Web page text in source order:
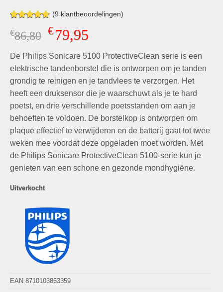
Gewaardeerd
4.67op 5
gebaseerd
waarderingen
(9 klantbeoordelingen)
€86,80 Oorspronkelijke
was:
€86,80.
€79,95Huidige
is:
€79,95.
De Philips Sonicare 5100 ProtectiveClean serie is een
elektrische tandenborstel die is ontworpen om je tanden
grondig te reinigen en je tandvlees te verzorgen. Het
heeft een druksensor die je waarschuwt als je te hard
poetst, en drie verschillende poetsstanden om aan je
behoeften te voldoen. De borstelkop is ontworpen om
plaque effectief te verwijderen en de batterij gaat tot twee
weken mee voordat deze opgeladen moet worden. Met
de Philips Sonicare ProtectiveClean 5100-serie kun je
genieten van een schone en gezonde mondhygiëne.
Uitverkocht
EAN 8710103863359